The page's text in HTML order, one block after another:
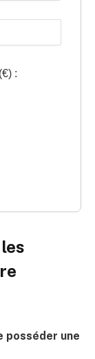
:
posséder une